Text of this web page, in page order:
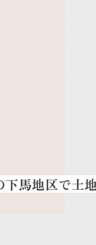
で土地のお